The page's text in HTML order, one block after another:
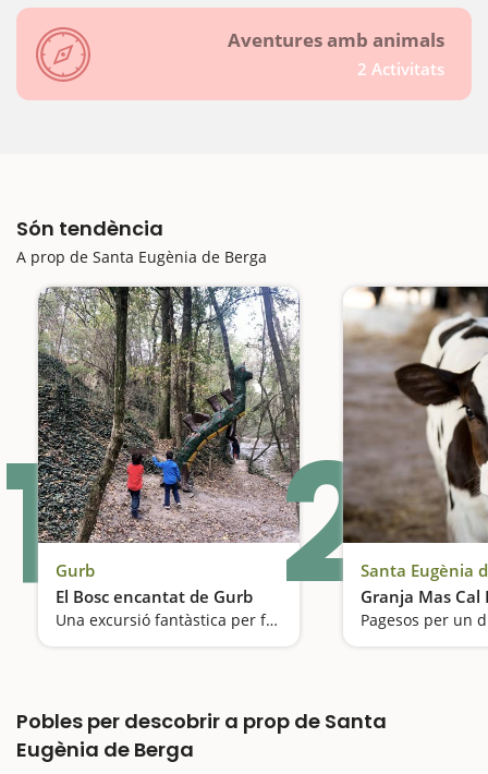
Aventures amb animals
2 Activitats
Són tendència
A prop de Santa Eugènia de Berga
1 Gurb
El Bosc encantat de Gurb
Una excursió fantàstica per fer amb nens amb sorpreses als arbres2Santa Eugènia
Granja Mas Cal
Pagesos per un
Pobles per descobrir a prop de Santa
Eugènia de Berga